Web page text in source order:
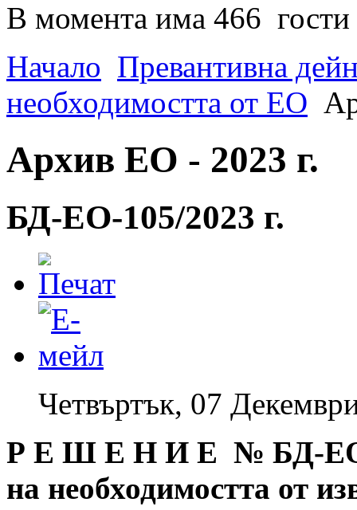
В момента има 466 гости
Начало Превантивна
необходимостта от ЕО
Архив ЕО - 2023 г.
БД-EO-105/2023 г.
Четвъртък, 07
Р Е Ш Е Н И Е № БД-
на необходимостта от